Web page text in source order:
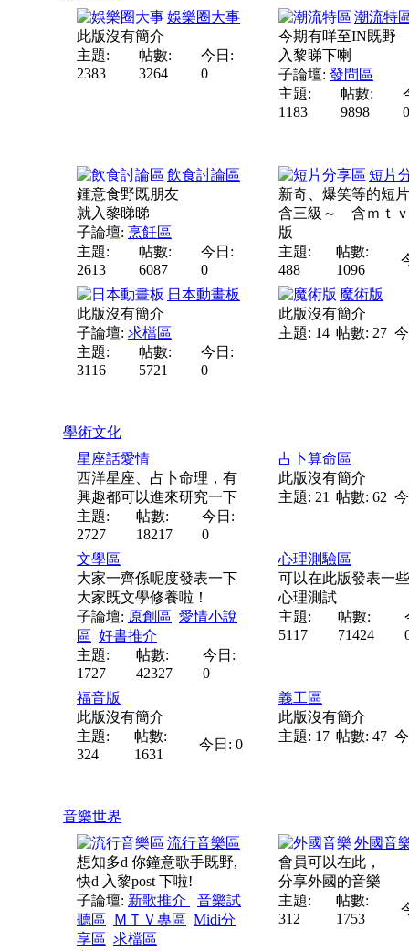
娛樂圈大事
此版沒有簡介
主題:
2383
帖數:
3264
今日:
0
潮流特
今期有咩至IN既野
入黎睇下喇
子論壇: 發問區
主題:
1183
帖數:
9898
0
飲食討論區
鍾意食野既朋友
就入黎睇睇
子論壇: 烹飪區
主題:
2613
帖數:
6087
今日:
0
短片
新奇、爆笑等的短
含三級～ 含ｍｔ
版
主題:
488
帖數:
1096
日本動畫板
此版沒有簡介
子論壇: 求檔區
主題:
3116
帖數:
5721
今日:
0
魔術版
此版沒有簡介
主題: 14 帖數: 27
學術文化
星座話愛情
西洋星座、占卜命理，有
興趣都可以進來研究一下
主題:
2727
帖數:
18217
今日:
0
占卜算命區
此版沒有簡介
主題: 21 帖數: 62
文學區
大家一齊係呢度發表一下
大家既文學修養啦！
子論壇: 原創區 愛情小說
區 好書推介
主題:
1727
帖數:
42327
今日:
0
心理測驗區
可以在此版發表一些
心理測試
主題:
5117
帖數:
71424
福音版
此版沒有簡介
主題:
324
帖數:
1631
今日: 0
義工區
此版沒有簡介
主題: 17 帖數: 47
音樂世界
流行音樂區
想知多d 你鐘意歌手既野,
快d 入黎post 下啦!
子論壇: 新歌推介
音樂試
聽區
ＭＴＶ專區 Midi分
享區 求檔區
外國音
會員可以在此，
分享外國的音樂
主題:
312
帖數:
1753